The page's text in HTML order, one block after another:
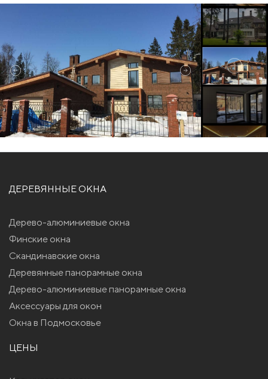
ДЕРЕВЯННЫЕ ОКНА
Дерево-алюминиевые окна
Финские окна
Скандинавские окна
Деревянные панорамные окна
Дерево-алюминиевые панорамные окна
Аксессуары для окон
Окна в Подмосковье
ЦЕНЫ